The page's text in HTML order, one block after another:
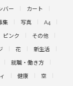
バー カート
集 写真 A4
ピンク その他
花 新生活
就職・働き方
健康 空